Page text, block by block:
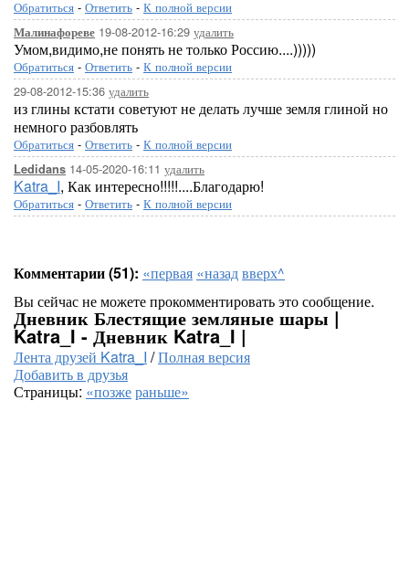
Обратиться - Ответить - К полной версии
Малинафореве 19-08-2012-16:29 удалить
Умом,видимо,не понять не только Россию....)))))
Обратиться - Ответить - К полной версии
29-08-2012-15:36 удалить
из глины кстати советуют не делать лучше земля глиной но
немного разбовлять
Обратиться - Ответить - К полной версии
Ledidans 14-05-2020-16:11 удалить
Katra_I, Как интересно!!!!!....Благодарю!
Обратиться - Ответить - К полной версии
Комментарии (51): «первая «назадвверх^
Вы сейчас не можете прокомментировать это сообщение.
Дневник Блестящие земляные шары |
Katra_I - Дневник Katra_I |
Лента друзей Katra_I /Полная версия
Добавить в друзья
Страницы: «позжераньше»